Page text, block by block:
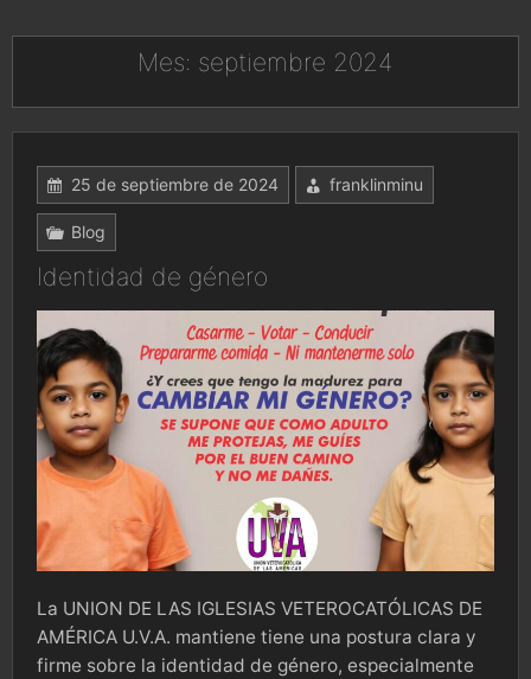
Mes: septiembre 2024
25 de septiembre de 2024 franklinminu
Blog
Identidad de género
La UNION DE LAS IGLESIAS VETEROCATÓLICAS DE
AMÉRICA U.V.A. mantiene tiene una postura clara y
firme sobre la identidad de género, especialmente